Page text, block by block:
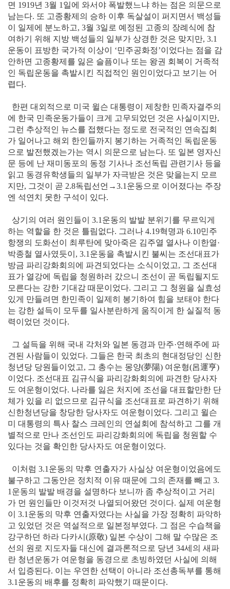
면 1919년 3월 1일에 와서야 폭발했느냐 하는 점은 의문으로
남는다. 또 고종황제의 승하 이후 독살설이 퍼지면서 백성들
이 일제에 분노하고, 3월 3일로 예정된 고종의 장례식에 참
여하기 위해 지방 백성들의 일부가 상경한 것은 맞지만, 3.1
운동이 표방한 국가적 이상이 ‘민주공화정’이었다는 점을 감
안하면 고종황제를 잃은 슬픔이나 또는 왕권 회복이 거족적
인 독립운동을 촉발시킨 직접적인 원인이었다고 보기는 어
렵다.
한편 대외적으로 미국 윌슨 대통령이 제창한 민족자결주의
에 한국 민족운동가들이 크게 고무되었던 것은 사실이지만,
그런 추상적인 뉴스를 접했다는 정도로 전국적인 연속집회
가 일어나고 해외 한인들까지 봉기하는 거족적인 독립운동
으로 발전했겠는가는 역시 의문으로 남는다. 또 일본 영자신
문 등에 난 재미동포의 동정 기사나 조선독립 관련기사 등을
읽고 동경유학생들의 일부가 자극받은 것은 맞을는지 모르
지만, 그것이 곧 2.8독립선언→3.1운동으로 이어졌다는 주장
엔 석연치 못한 구석이 있다.
상기의 여러 원인들이 3.1운동의 발발 분위기를 무르익게
하는 역할을 한 것은 틀림없다. 그러나 4.19혁명과 6.10민주
항쟁의 도화선이 최루탄에 맞아죽은 김주열 열사나 이한열·
박종철 열사였듯이, 3.1운동을 촉발시킨 불씨는 조선대표가
방금 파리강화회의에 파견되었다는 소식이었고, 그 조선대
표가 열강에 독립을 청원하러 갔으니 조선이 곧 독립될지도
모른다는 강한 기대감 때문이었다. 그리고 그 청원을 실효성
있게 만들려면 한민족이 일제히 봉기하여 힘을 보태야 한다
는 강한 설득이 모두를 일사분란하게 움직이게 한 실질적 동
력이었던 것이다.
그 설득을 위해 국내 각처와 일본 동경과 만주·연해주에 파
견된 사람들이 있었다. 그들은 한국 최초의 현대정당인 신한
청년당 당원들이었고, 그 총수는 몽양(夢陽) 여운형(呂運亨)
이었다. 조선대표 김규식을 파리강화회의에 파견한 당사자
도 여운형이었다. 나라를 잃은 처지에 조선을 대표할만한 단
체가 있을 리 없으므로 김규식을 조선대표로 파견하기 위해
신한청년당을 창당한 당사자도 여운형이었다. 그리고 윌슨
미 대통령의 특사 찰스 크레인의 연설회에 참석하고 그를 개
별적으로 만나 조선인도 파리강화회의에 독립을 청원할 수
있다는 것을 확인한 당사자도 여운형이었다.
이처럼 3.1운동의 막후 연출자가 사실상 여운형이었음에도
불구하고 그동안은 정치적 이유 때문에 그의 존재를 빼고 3.
1운동의 발발 배경을 설명하다 보니까 좀 추상적이고 거리
가 먼 원인들만 이것저것 나열되어왔던 것이다. 실제 여운형
이 3.1운동의 막후 연출자였다는 사실을 가장 정확히 파악하
고 있었던 것은 역설적으로 일본정부였다. 그 점은 수습책을
강구하던 하라 다카시 (原敬) 일본 수상이 그해 말 수많은 조
선의 원로 지도자들 대신에 결과론적으로 당년 34세의 새파
란 청년운동가 여운형을 동경으로 초빙하였던 사실에 의해
서 입증된다. 이는 우연한 선택이 아니라 조선총독부를 통해
3.1운동의 배후를 정확히 파악했기 때문이다.